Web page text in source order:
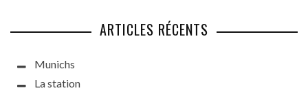
ARTICLES RÉCENTS
Munichs
La station